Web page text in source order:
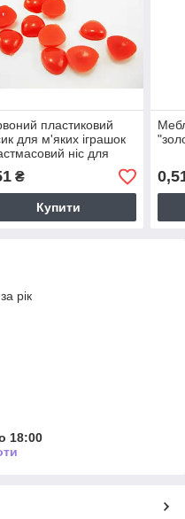
пластиковий
для м'яких іграшок
ніс для
і в'язаних
₴
Купити
рік
18:00